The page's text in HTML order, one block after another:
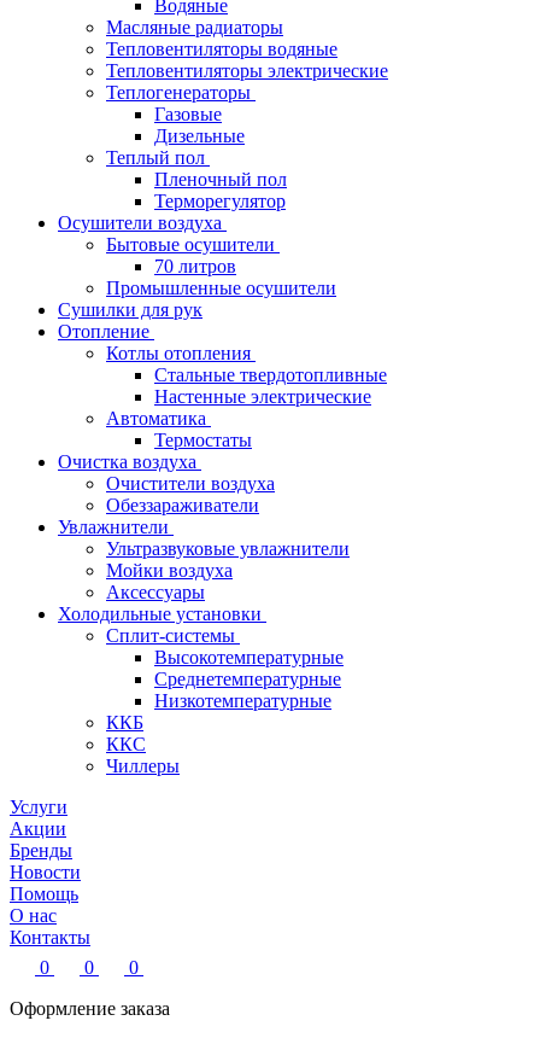
Водяные
Масляные радиаторы
Тепловентиляторы водяные
Тепловентиляторы электрические
Теплогенераторы
Газовые
Дизельные
Теплый пол
Пленочный пол
Терморегулятор
Осушители воздуха
Бытовые осушители
70 литров
Промышленные осушители
Сушилки для рук
Отопление
Котлы отопления
Стальные твердотопливные
Настенные электрические
Автоматика
Термостаты
Очистка воздуха
Очистители воздуха
Обеззараживатели
Увлажнители
Ультразвуковые увлажнители
Мойки воздуха
Аксессуары
Холодильные установки
Сплит-системы
Высокотемпературные
Среднетемпературные
Низкотемпературные
ККБ
ККС
Чиллеры
Услуги
Акции
Бренды
Новости
Помощь
О нас
Контакты
0
0
0
Оформление заказа